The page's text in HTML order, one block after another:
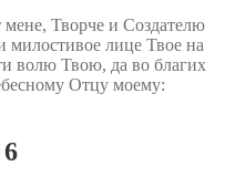
Творче и Создателю
милостивое лице Твое на
волю Твою, да во благих
Отцу моему: